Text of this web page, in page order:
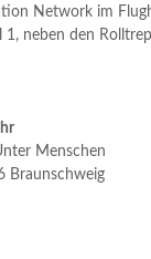
Network im
1, neben den
Menschen
Braunschweig